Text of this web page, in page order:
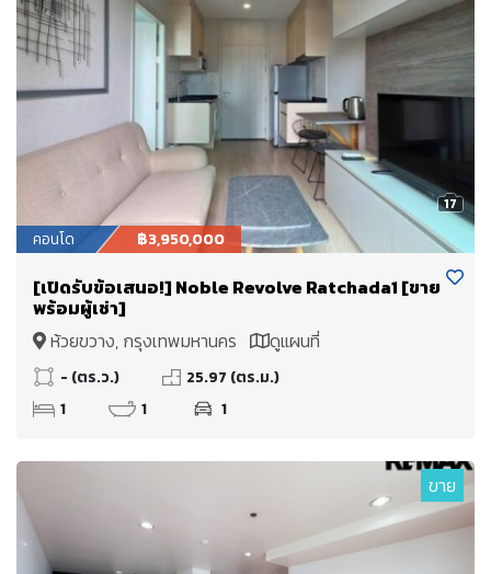
17
คอนโด ฿3,950,000
[เปิดรับข้อเสนอ!] Noble Revolve Ratchada1 [ขาย
พร้อมผู้เช่า]
ห้วยขวาง, กรุงเทพมหานคร
ดูแผนที่
- (ตร.ว.)
25.97 (ตร.ม.)
1
1 1
ขาย